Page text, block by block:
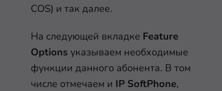
COS) и так далее.
На следующей вкладке Feature
Options указываем необходимые
функции данного абонента. В том
числе отмечаем и IP SoftPhone,